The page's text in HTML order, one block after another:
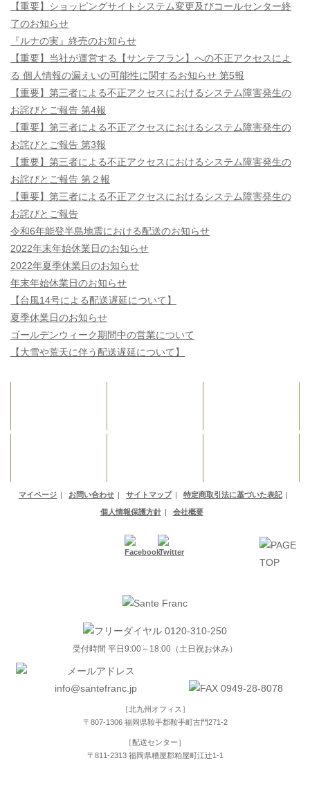
【重要】ショッピングサイトシステム変更及びコールセンター終
了のお知らせ
『ルナの実』終売のお知らせ
【重要】当社が運営する【サンテフラン】への不正アクセスによ
る 個人情報の漏えいの可能性に関するお知らせ 第5報
【重要】第三者による不正アクセスにおけるシステム障害発生の
お詫びとご報告 第4報
【重要】第三者による不正アクセスにおけるシステム障害発生の
お詫びとご報告 第3報
【重要】第三者による不正アクセスにおけるシステム障害発生の
お詫びとご報告 第２報
【重要】第三者による不正アクセスにおけるシステム障害発生の
お詫びとご報告
令和6年能登半島地震における配送のお知らせ
2022年末年始休業日のお知らせ
2022年夏季休業日のお知らせ
年末年始休業日のお知らせ
【台風14号による配送遅延について】
夏季休業日のお知らせ
ゴールデンウィーク期間中の営業について
【大雪や荒天に伴う配送遅延について】
マイページ お問い合わせ サイトマップ 特定商取引法に基づいた表記
個人情報保護方針 会社概要
受付時間 平日9:00～18:00（土日祝お休み）
［北九州オフィス］
〒807-1306 福岡県鞍手郡鞍手町古門271-2
［配送センター］
〒811-2313 福岡県糟屋郡粕屋町江辻1-1